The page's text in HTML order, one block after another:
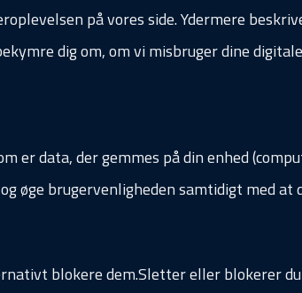
på vores side. Ydermere
dig om, om vi misbruger dine
er data, der gemmes på din enhed
øge brugervenligheden samtidigt med at
blokere dem.Sletter eller blokerer du